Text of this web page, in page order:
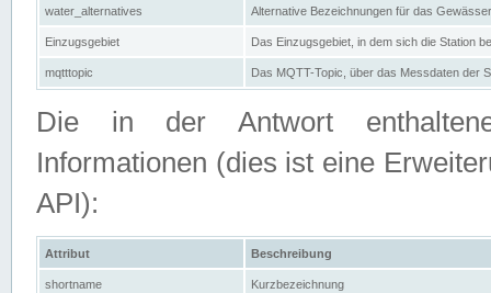
water_alternatives Alternative Bezeichnungen für das
Einzugsgebiet Das Einzugsgebiet, in dem sich die Station
mqtttopic Das MQTT-Topic, über das Messdaten der
Die in der Antwort
Informationen (dies ist eine
API):
Attribut Beschreibung
shortname Kurzbezeichnung